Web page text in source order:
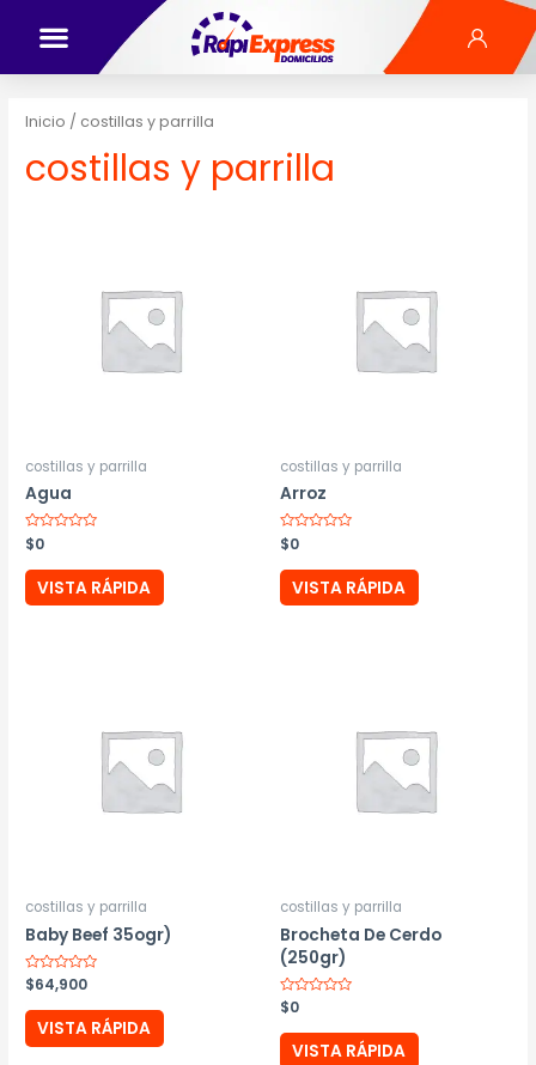
Inicio / costillas y parrilla
costillas y parrilla
costillas y parrilla
Agua
Valorado
con
0
de
$0
VISTA RÁPIDA
costillas y parrilla
Arroz
Valorado
con
0
de
$0
VISTA RÁPIDA
costillas y parrilla
Baby Beef 35ogr)
Valorado
con
0
de
$64,900
VISTA RÁPIDA
costillas y parrilla
Brocheta De Cerdo
(250gr)
Valorado
con
0
de
$0
VISTA RÁPIDA